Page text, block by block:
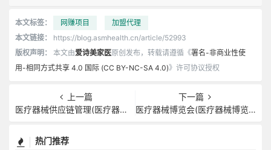
本文标签： 网赚项目
加盟代理
本文链接：
https://blog.asmhealth.cn/article/52993
版权声明：
本文由爱诗美家医原创发布，转载请遵循《署名-非商业性使
用-相同方式共享 4.0 国际 (CC BY-NC-SA 4.0)》许可协议授权
上一篇
医疗器械供应链管理(医疗器械供应链管理现状PPT)
下一篇
医疗器械博览会(医疗器械博览会2023春季展会)
热门推荐